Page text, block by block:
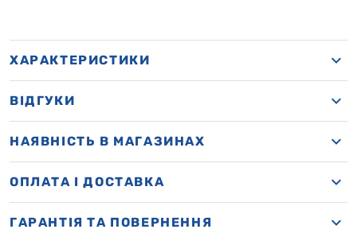
ХАРАКТЕРИСТИКИ
ВІДГУКИ
НАЯВНІСТЬ В МАГАЗИНАХ
OПЛАТА І ДОСТАВКА
ГАРАНТІЯ ТА ПОВЕРНЕННЯ